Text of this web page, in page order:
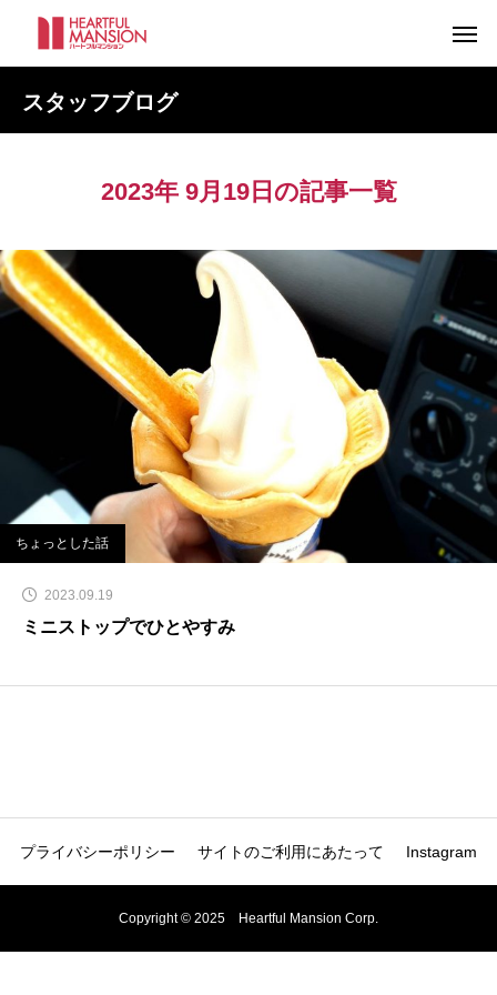
スタッフブログ
2023年 9月19日の記事一覧
ちょっとした話
2023.09.19
ミニストップでひとやすみ
プライバシーポリシー サイトのご利用にあたって Instagram
Copyright © 2025 Heartful Mansion Corp.